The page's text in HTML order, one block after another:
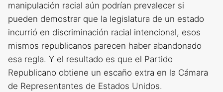
manipulación racial aún podrían prevalecer si
pueden demostrar que la legislatura de un estado
incurrió en discriminación racial intencional, esos
mismos republicanos parecen haber abandonado
esa regla. Y el resultado es que el Partido
Republicano obtiene un escaño extra en la Cámara
de Representantes de Estados Unidos.